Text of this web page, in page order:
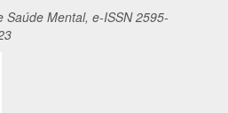
Saúde Mental, e-ISSN 2595-